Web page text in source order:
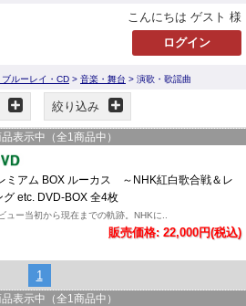
こんにちは ゲスト 様
ルーレイ・CD > 音楽・舞台 > 演歌・歌謡曲
絞り込み
表示中（全1 商品中）
ミアム BOX ルーカス ～NHK紅白歌合戦＆レ
グ etc. DVD-BOX 全4枚
ュー当初から現在までの軌跡。NHKに..
販売価格: 22,000円(税込)
1
表示中（全1 商品中）